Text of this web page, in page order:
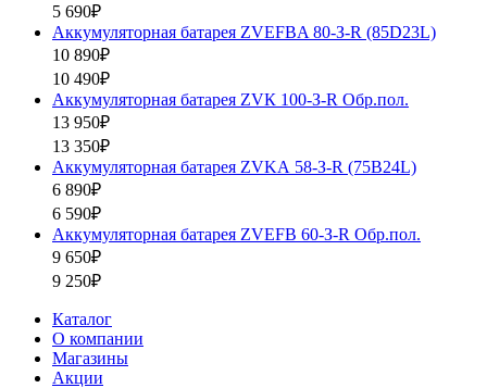
5 690₽
Аккумуляторная батарея ZVEFBA 80-З-R (85D23L)
10 890₽
10 490₽
Аккумуляторная батарея ZVК 100-З-R Обр.пол.
13 950₽
13 350₽
Аккумуляторная батарея ZVKА 58-З-R (75B24L)
6 890₽
6 590₽
Аккумуляторная батарея ZVEFB 60-З-R Обр.пол.
9 650₽
9 250₽
Каталог
О компании
Магазины
Акции